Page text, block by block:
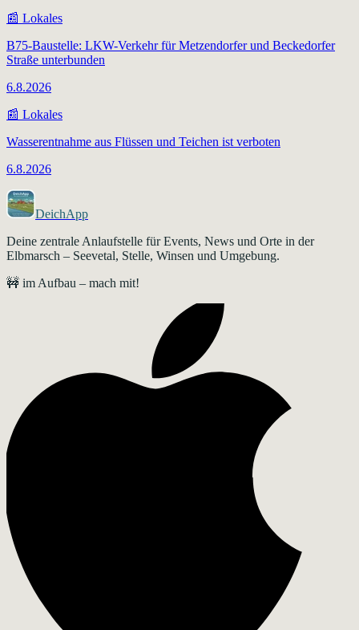
📰 Lokales
B75-Baustelle: LKW-Verkehr für Metzendorfer und Beckedorfer
Straße unterbunden
6.8.2026
📰 Lokales
Wasserentnahme aus Flüssen und Teichen ist verboten
6.8.2026
DeichApp
Deine zentrale Anlaufstelle für Events, News und Orte in der
Elbmarsch – Seevetal, Stelle, Winsen und Umgebung.
🚧 im Aufbau – mach mit!